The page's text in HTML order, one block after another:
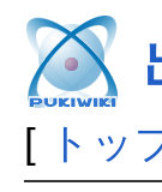
[ トッ